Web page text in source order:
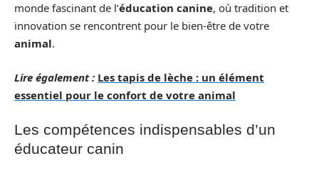
monde fascinant de l’éducation canine, où tradition et
innovation se rencontrent pour le bien-être de votre
animal.
Lire également : Les tapis de lèche : un élément
essentiel pour le confort de votre animal
Les compétences indispensables d’un
éducateur canin